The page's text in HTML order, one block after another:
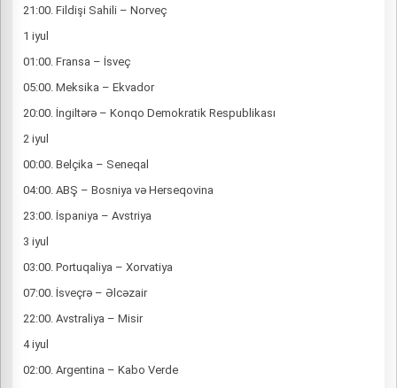
21:00. Fildişi Sahili – Norveç
1 iyul
01:00. Fransa – İsveç
05:00. Meksika – Ekvador
20:00. İngiltərə – Konqo Demokratik Respublikası
2 iyul
00:00. Belçika – Seneqal
04:00. ABŞ – Bosniya və Herseqovina
23:00. İspaniya – Avstriya
3 iyul
03:00. Portuqaliya – Xorvatiya
07:00. İsveçrə – Əlcəzair
22:00. Avstraliya – Misir
4 iyul
02:00. Argentina – Kabo Verde